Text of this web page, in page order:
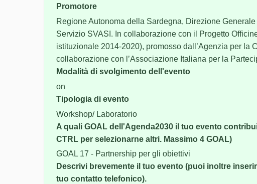
Promotore
Regione Autonoma della Sardegna, Direzione
Servizio SVASI. In collaborazione con il Progetto
istituzionale 2014-2020), promosso dall’Agenzia per la
collaborazione con l’Associazione Italiana per la
Modalità di svolgimento dell'evento
on
Tipologia di evento
Workshop/ Laboratorio
A quali GOAL dell'Agenda2030 il tuo evento
CTRL per selezionarne altri. Massimo 4 GOAL)
GOAL 17 - Partnership per gli obiettivi
Descrivi brevemente il tuo evento (puoi inoltre
tuo contatto telefonico).